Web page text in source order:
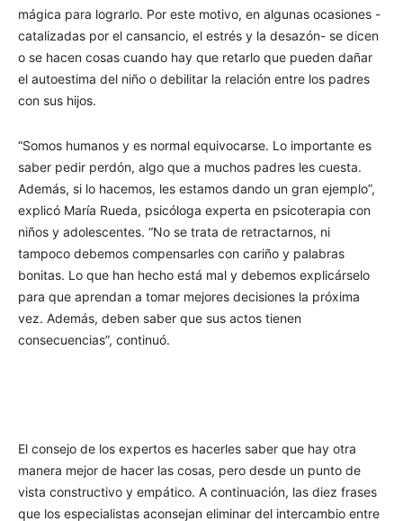
mágica para lograrlo. Por este motivo, en algunas ocasiones -
catalizadas por el cansancio, el estrés y la desazón- se dicen
o se hacen cosas cuando hay que retarlo que pueden dañar
el autoestima del niño o debilitar la relación entre los padres
con sus hijos.
“Somos humanos y es normal equivocarse. Lo importante es
saber pedir perdón, algo que a muchos padres les cuesta.
Además, si lo hacemos, les estamos dando un gran ejemplo”,
explicó María Rueda, psicóloga experta en psicoterapia con
niños y adolescentes. “No se trata de retractarnos, ni
tampoco debemos compensarles con cariño y palabras
bonitas. Lo que han hecho está mal y debemos explicárselo
para que aprendan a tomar mejores decisiones la próxima
vez. Además, deben saber que sus actos tienen
consecuencias”, continuó.
El consejo de los expertos es hacerles saber que hay otra
manera mejor de hacer las cosas, pero desde un punto de
vista constructivo y empático. A continuación, las diez frases
que los especialistas aconsejan eliminar del intercambio entre